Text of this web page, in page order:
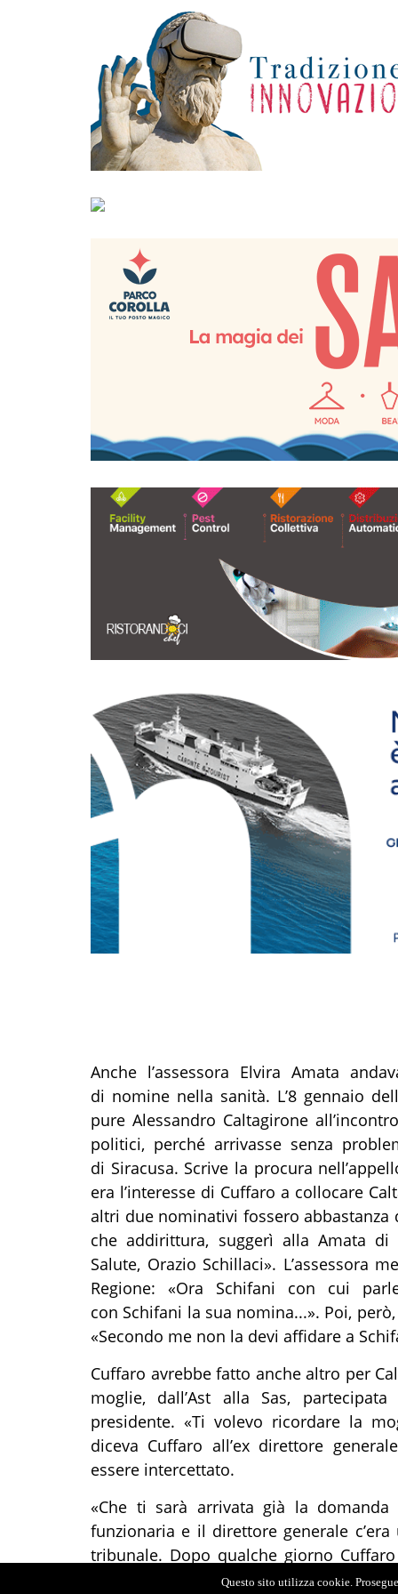
Anche l’assessora Elvira Amata
di nomine nella sanità. L’8 gennaio
pure Alessandro Caltagirone
politici, perché arrivasse senza
di Siracusa. Scrive la procura
era l’interesse di Cuffaro a collocare
altri due nominativi fossero
che addirittura, suggerì alla Amata
Salute, Orazio Schillaci». L’assessora
Regione: «Ora Schifani con cui
con Schifani la sua nomina...». Poi,
«Secondo me non la devi affidare a
Cuffaro avrebbe fatto anche altro per
moglie, dall’Ast alla Sas,
presidente. «Ti volevo ricordare la
diceva Cuffaro all’ex direttore
essere intercettato.
«Che ti sarà arrivata già la domanda
funzionaria e il direttore generale
tribunale. Dopo qualche giorno
disse, alludendo al trasferimento
Questo sito utilizza cookie.